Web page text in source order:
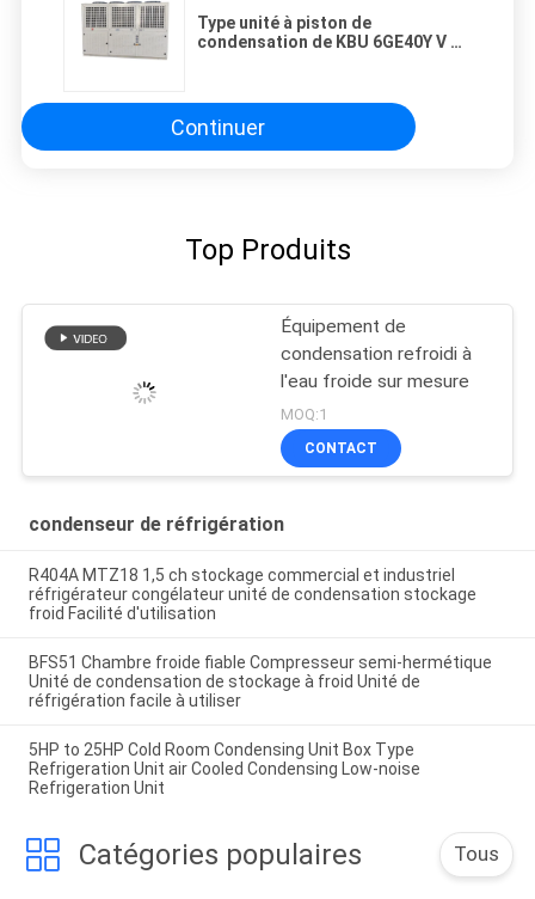
Type unité à piston de
condensation de KBU 6GE40Y V de
de condensateur de compresseur
Continuer
Top Produits
Équipement de
condensation refroidi à
l'eau froide sur mesure
MOQ:1
CONTACT
condenseur de réfrigération
R404A MTZ18 1,5 ch stockage commercial et industriel
réfrigérateur congélateur unité de condensation stockage
froid Facilité d'utilisation
BFS51 Chambre froide fiable Compresseur semi-hermétique
Unité de condensation de stockage à froid Unité de
réfrigération facile à utiliser
5HP to 25HP Cold Room Condensing Unit Box Type
Refrigeration Unit air Cooled Condensing Low-noise
Refrigeration Unit
Catégories populaires Tous